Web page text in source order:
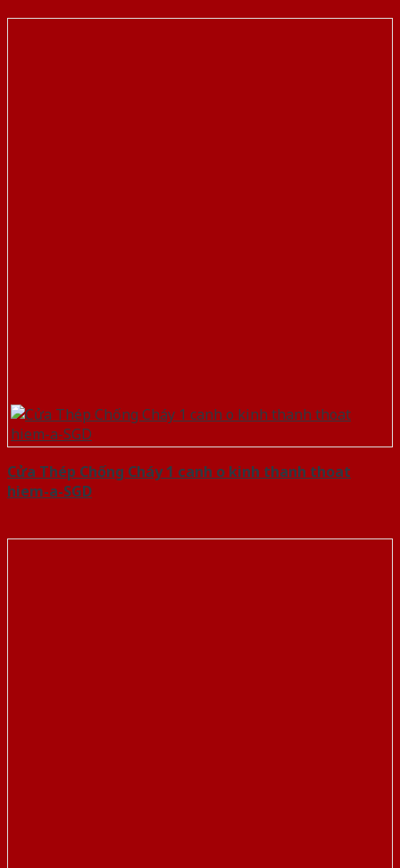
Cửa Thép Chống Cháy 1 canh o kinh thanh thoat
hiem-a-SGD